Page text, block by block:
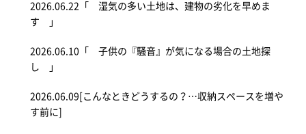
2026.06.22 「 湿気の多い土地は、建物の劣化を早めま
す 」
2026.06.10 「 子供の『騒音』が気になる場合の土地探
し 」
2026.06.09 [こんなときどうするの？…収納スペースを増や
す前に]